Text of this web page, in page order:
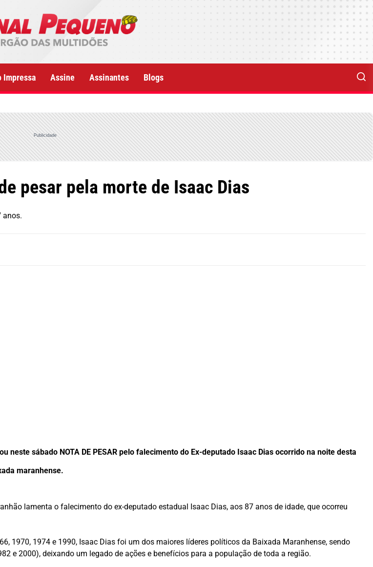
Impressa Assine Assinantes Blogs
Publicidade
pesar pela morte de Isaac Dias
anos.
sábado NOTA DE PESAR pelo falecimento do Ex-deputado Isaac Dias ocorrido na noite desta
maranhense.
lamenta o falecimento do ex-deputado estadual Isaac Dias, aos 87 anos de idade, que ocorreu
1970, 1974 e 1990, Isaac Dias foi um dos maiores líderes políticos da Baixada Maranhense, sendo
e 2000), deixando um legado de ações e benefícios para a população de toda a região.